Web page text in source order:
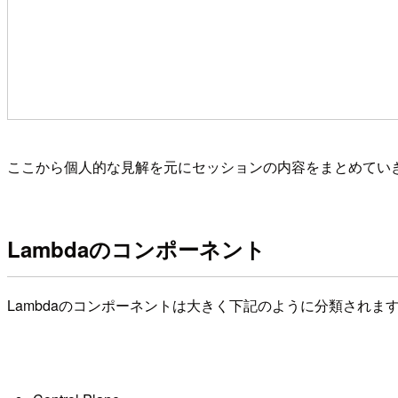
ここから個人的な見解を元にセッションの内容をまとめてい
Lambdaのコンポーネント
Lambdaのコンポーネントは大きく下記のように分類されます